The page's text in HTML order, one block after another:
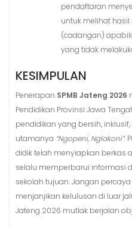
pendaftaran
untuk melihat hasil
(cadangan)
yang tidak
KESIMPULAN
Penerapan SPMB Jateng 2026
Pendidikan Provinsi Jawa
pendidikan yang bersih,
utamanya “Ngopeni, Nglakoni”.
didik telah menyiapkan berkas
selalu memperbarui informasi
sekolah tujuan. Jangan
menjanjikan kelulusan di luar
Jateng 2026 mutlak berjalan